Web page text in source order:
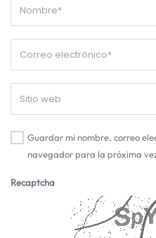
Guardar mi nombre, correo
navegador para la próxima
Recaptcha